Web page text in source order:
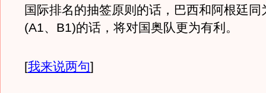
国际排名的抽签原则的话，巴西和阿根廷同
(A1、B1)的话，将对国奥队更为有利。
[我来说两句]